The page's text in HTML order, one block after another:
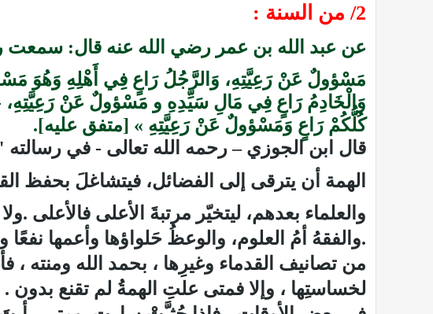
2/ من السنة :
عن عبد الله بن عمر رضي الله عنه قال: سمعت
مَسْؤولٌ عَنْ رَعِيَّتِهِ، وَالرَّجُلُ رَاعٍ فِي أَهْلِهِ وَهُوَ
وَالْخَادِمُ رَاعٍ فِي مَالِ سَيِّدِهِ و مَسْؤولٌ عَنْ
كُلُّكُمْ رَاعٍ وَمَسْؤولٌ عَنْ رَعِيَّتِهِ » [متفق عليه].
قال ابن الجوزي – رحمه الله تعالى - في رسالته
الهمة أن يترقى إلى الفضائل، فيتشاغلَ بحفظ
والعلماء بعدهم، ليتخيّر مرتبةَ الأعلى فالأعلى .
.والفقهُ أمُ العلوم، والوعظُ حَلواؤها وأعمها
من تصانيف القدماء وغيرِها ، بحمد الله ومنته
لخساستِها ، وإلا فمتى علتِ الهمةُ لم تقنع بدون .